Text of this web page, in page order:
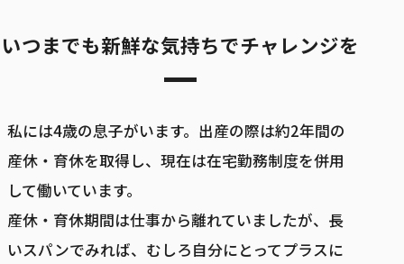
いつまでも新鮮な気持ちでチャレンジを
私には4歳の息子がいます。出産の際は約2年間の
産休・育休を取得し、現在は在宅勤務制度を併用
して働いています。
産休・育休期間は仕事から離れていましたが、長
いスパンでみれば、むしろ自分にとってプラスに